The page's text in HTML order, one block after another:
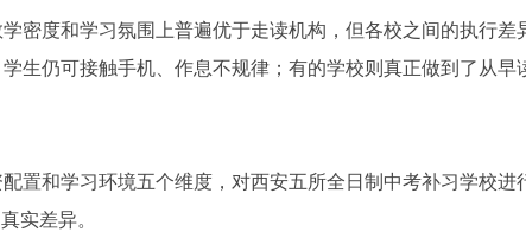
密度和学习氛围上普遍优于走读机构，但各校之间的执行差
生仍可接触手机、作息不规律；有的学校则真正做到了从早
置和学习环境五个维度，对西安五所全日制中考补习学校进
实差异。